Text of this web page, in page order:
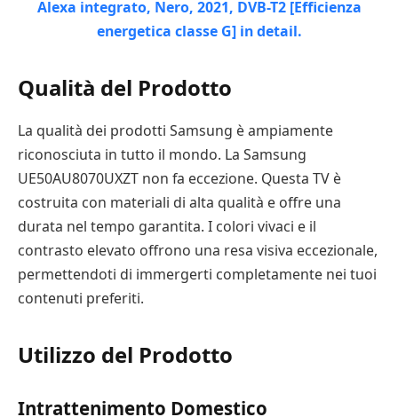
Qualità del Prodotto
La qualità dei prodotti Samsung è ampiamente
riconosciuta in tutto il mondo. La Samsung
UE50AU8070UXZT non fa eccezione. Questa TV è
costruita con materiali di alta qualità e offre una
durata nel tempo garantita. I colori vivaci e il
contrasto elevato offrono una resa visiva eccezionale,
permettendoti di immergerti completamente nei tuoi
contenuti preferiti.
Utilizzo del Prodotto
Intrattenimento Domestico